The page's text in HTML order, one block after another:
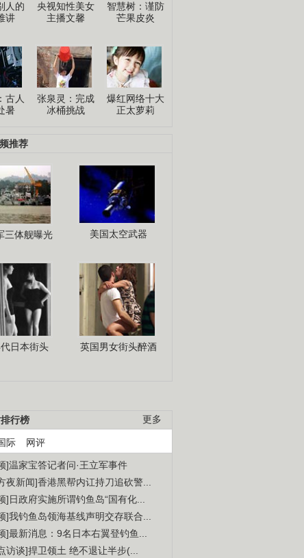
人的
讲
央视知性美女
主播文馨
智慧树：谨防
芒果皮炎
古人
暑
张泉灵：完成
冰桶挑战
爆红网络十大
正太萝莉
推荐
三体舰曝光 美国太空武器
日本街头 英国男女街头醉酒
更多
行榜
际 网评
]温家宝答记者问·王立军事件
夜新闻]香港黑帮内讧持刀追砍警...
]日政府实施所谓钓鱼岛“国有化...
]我钓鱼岛领海基线声明交存联合...
]最新消息：9名日本右翼登钓鱼...
访谈]捍卫领土 绝不退让半步(...